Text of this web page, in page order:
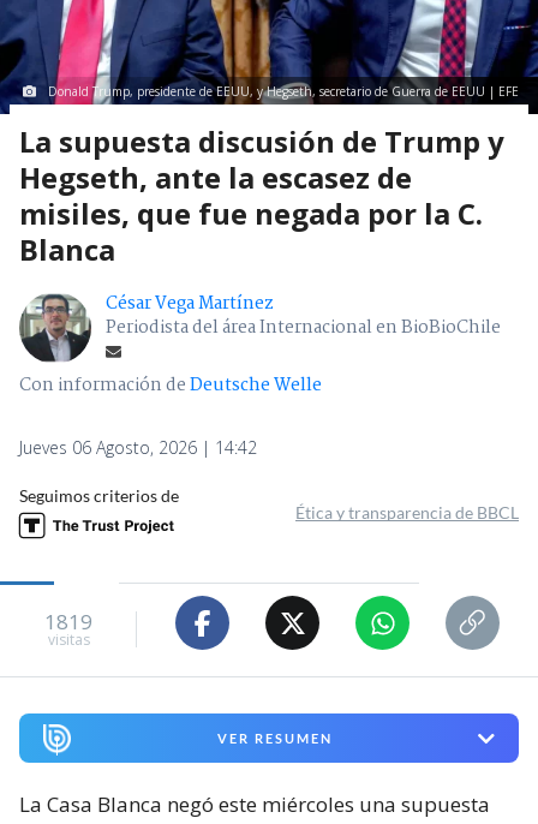
Donald Trump, presidente de EEUU, y Hegseth, secretario de Guerra de EEUU | EFE
La supuesta discusión de Trump y
Hegseth, ante la escasez de
misiles, que fue negada por la C.
Blanca
César Vega Martínez
Periodista del área Internacional en BioBioChile
Con información deDeutsche Welle
Jueves 06 Agosto, 2026 | 14:42
Seguimos criterios de
Ética y transparencia de BBCL
1819
visitas
VER RESUMEN
La Casa Blanca negó este miércoles una supuesta